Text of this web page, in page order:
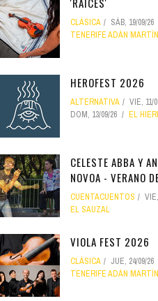
CLÁSICA SÁB, 19/09/26
TENERIFE ADÁN MARTÍN
HEROFEST 2026
ALTERNATIVA VIE, 11/
DOM, 13/09/26
EL
CELESTE ABBA Y
NOVOA - VERANO
CUENTACUENTOS
EL SAUZAL
VIOLA FEST 2026
CLÁSICA JUE, 24/09/26
TENERIFE ADÁN MARTÍN